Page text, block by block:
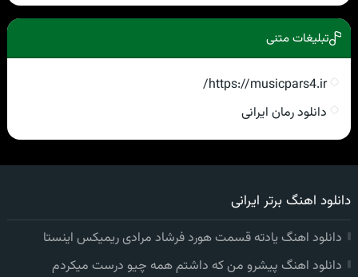
تبلیغات متنی
https://musicpars4.ir/
دانلود رمان ایرانی
دانلود اهنگ برتر ایرانی
دانلود اهنگ یادته قسمت هورد فرشاد مرادی ریمیکس اینستا
دانلود اهنگ پیشرو من که داشتم همه چیو درست میکردم